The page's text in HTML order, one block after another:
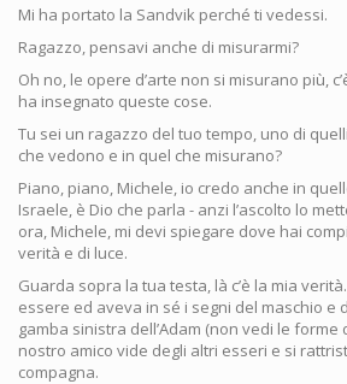
Mi ha portato la Sandvik perché ti vedessi.
Ragazzo, pensavi anche di misurarmi?
Oh no, le opere d’arte non si misurano più,
ha insegnato queste cose.
Tu sei un ragazzo del tuo tempo, uno di
che vedono e in quel che misurano?
Piano, piano, Michele, io credo anche in
Israele, è Dio che parla - anzi l’ascolto lo
ora, Michele, mi devi spiegare dove hai
verità e di luce.
Guarda sopra la tua testa, là c’è la mia
essere ed aveva in sé i segni del maschio e
gamba sinistra dell’Adam (non vedi le forme
nostro amico vide degli altri esseri e si
compagna.